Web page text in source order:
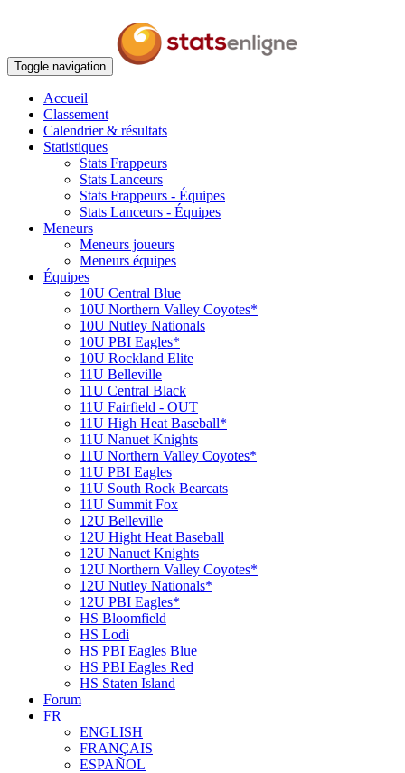
Toggle navigation
Accueil
Classement
Calendrier & résultats
Statistiques
Stats Frappeurs
Stats Lanceurs
Stats Frappeurs - Équipes
Stats Lanceurs - Équipes
Meneurs
Meneurs joueurs
Meneurs équipes
Équipes
10U Central Blue
10U Northern Valley Coyotes*
10U Nutley Nationals
10U PBI Eagles*
10U Rockland Elite
11U Belleville
11U Central Black
11U Fairfield - OUT
11U High Heat Baseball*
11U Nanuet Knights
11U Northern Valley Coyotes*
11U PBI Eagles
11U South Rock Bearcats
11U Summit Fox
12U Belleville
12U Hight Heat Baseball
12U Nanuet Knights
12U Northern Valley Coyotes*
12U Nutley Nationals*
12U PBI Eagles*
HS Bloomfield
HS Lodi
HS PBI Eagles Blue
HS PBI Eagles Red
HS Staten Island
Forum
FR
ENGLISH
FRANÇAIS
ESPAÑOL